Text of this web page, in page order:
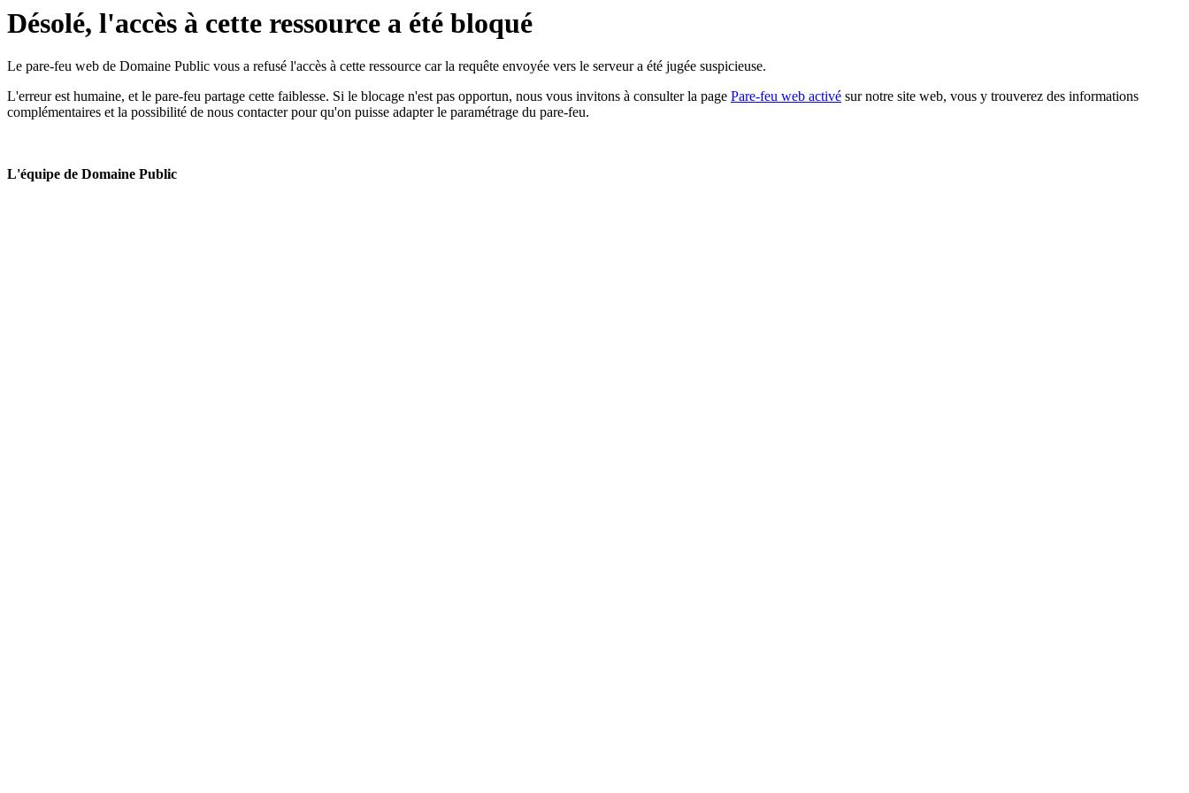
Désolé, l'accès à cette ressource a été bloqué
Le pare-feu web de Domaine Public vous a refusé l'accès à cette ressource car la requête envoyée vers le serveur a été jugée suspicieuse.
L'erreur est humaine, et le pare-feu partage cette faiblesse. Si le blocage n'est pas opportun, nous vous invitons à consulter la page Pare-feu web activé sur notre site web, vous y trouverez des informations
complémentaires et la possibilité de nous contacter pour qu'on puisse adapter le paramétrage du pare-feu.
L'équipe de Domaine Public